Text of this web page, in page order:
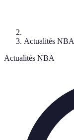
Actualités NBA
Actualités NBA